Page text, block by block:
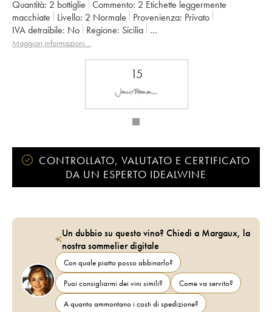
Quantità: 2 bottiglie Commento: 2 Etichette leggermente
macchiate
Livello: 2 Normale Provenienza:
privato
IVA detraibile:
no Regione:
Sicilia
Denominazione: Terre Siciliane
Maggiori informazioni…
15
CONTROLLATO, VALUTATO E CERTIFICATO
DA UN ESPERTO IDEALWINE
Un dubbio su questo vino? Chiedi a Margaux, la
nostra sommelier digitale
Con quale piatto posso abbinarlo?
Puoi consigliarmi dei vini simili?
Come va servito?
A quanto ammontano i costi di spedizione?